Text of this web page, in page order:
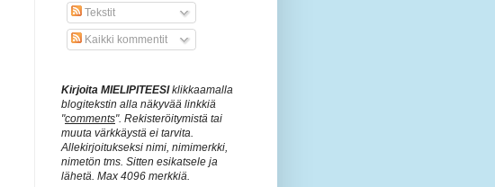
Tekstit
Kaikki kommentit
Kirjoita MIELIPITEESIklikkaamalla
blogitekstin alla näkyvää linkkiä
"comments". Rekisteröitymistä tai
muuta värkkäystä ei tarvita.
Allekirjoitukseksi nimi, nimimerkki,
nimetön tms. Sitten esikatsele ja
lähetä. Max 4096 merkkiä.